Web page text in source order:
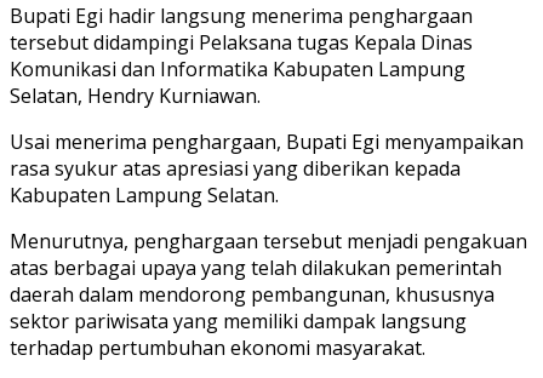
Bupati Egi hadir langsung menerima penghargaan
tersebut didampingi Pelaksana tugas Kepala Dinas
Komunikasi dan Informatika Kabupaten Lampung
Selatan, Hendry Kurniawan.
Usai menerima penghargaan, Bupati Egi menyampaikan
rasa syukur atas apresiasi yang diberikan kepada
Kabupaten Lampung Selatan.
Menurutnya, penghargaan tersebut menjadi pengakuan
atas berbagai upaya yang telah dilakukan pemerintah
daerah dalam mendorong pembangunan, khususnya
sektor pariwisata yang memiliki dampak langsung
terhadap pertumbuhan ekonomi masyarakat.